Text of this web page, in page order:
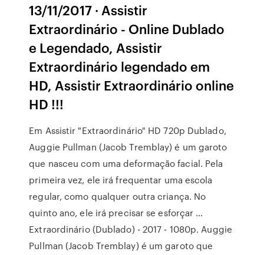
13/11/2017 · Assistir
Extraordinário - Online Dublado
e Legendado, Assistir
Extraordinário legendado em
HD, Assistir Extraordinário online
HD !!!
Em Assistir "Extraordinário" HD 720p Dublado,
Auggie Pullman (Jacob Tremblay) é um garoto
que nasceu com uma deformação facial. Pela
primeira vez, ele irá frequentar uma escola
regular, como qualquer outra criança. No
quinto ano, ele irá precisar se esforçar …
Extraordinário (Dublado) - 2017 - 1080p. Auggie
Pullman (Jacob Tremblay) é um garoto que